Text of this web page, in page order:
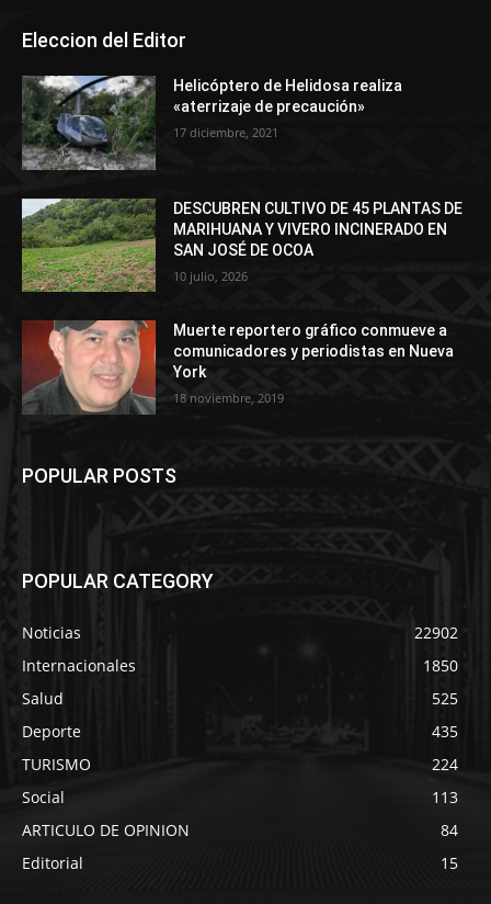
Eleccion del Editor
Helicóptero de Helidosa realiza
«aterrizaje de precaución»
17 diciembre, 2021
DESCUBREN CULTIVO DE 45 PLANTAS DE
MARIHUANA Y VIVERO INCINERADO EN
SAN JOSÉ DE OCOA
10 julio, 2026
Muerte reportero gráfico conmueve a
comunicadores y periodistas en Nueva
York
18 noviembre, 2019
POPULAR POSTS
POPULAR CATEGORY
Noticias
22902
Internacionales
1850
Salud
525
Deporte
435
TURISMO
224
Social
113
ARTICULO DE OPINION
84
Editorial
15